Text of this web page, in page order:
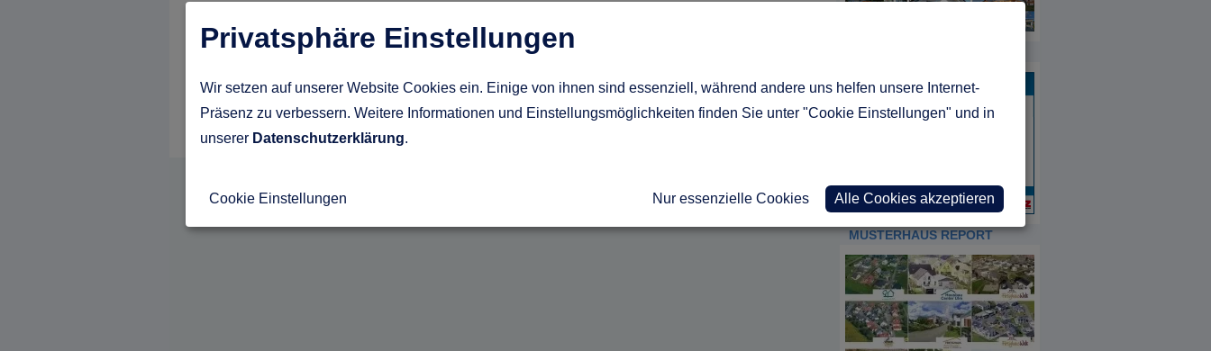
MUSTERHAUS REPORT
Privatsphäre Einstellungen
Wir setzen auf unserer Website Cookies ein. Einige von ihnen sind essenziell, während andere uns helfen unsere Internet-
Präsenz zu verbessern. Weitere Informationen und Einstellungsmöglichkeiten finden Sie unter "Cookie Einstellungen" und in
unserer Datenschutzerklärung.
Cookie Einstellungen Nur essenzielle Cookies Alle Cookies akzeptieren